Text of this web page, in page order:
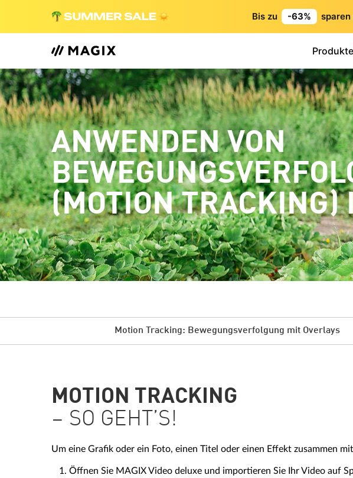
Bis zu -63%
Produkte
ANWENDEN VON
(MOTION TRACKING)
Motion Tracking: Bewegungsverfolgung mit Overlays
MOTION TRACKING
– SO GEHT’S!
Um eine Grafik oder ein Foto, einen Titel oder einen Effekt zusammen
Öffnen Sie MAGIX Video deluxe und importieren Sie Ihr Video auf